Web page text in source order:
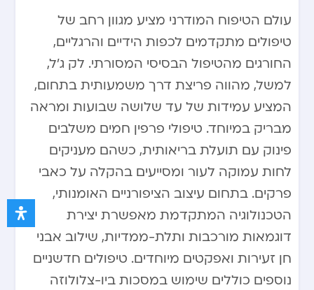
עולם הטיפוח המודרני מציע מגוון רחב של
טיפולים מתקדמים לכפות הידיים והרגליים,
החורגים מהטיפול הבסיסי המסורתי. לק ג’ל,
למשל, מהווה פריצת דרך משמעותית בתחום,
המציע עמידות של עד שלושה שבועות ומראה
מבריק במיוחד. טיפולי פרפין חמים משלבים
פינוק עם תועלת בריאותית, כשהם מעניקים
לחות עמוקה לעור ומסייעים בהקלה על כאבי
פרקים. בתחום עיצוב הציפורניים האומנותי,
הטכנולוגיה המתקדמת מאפשרת יצירת
דוגמאות מורכבות ותלת-ממדיות, שילוב אבני
חן זעירות ואפקטים מיוחדים. טיפולים חדשניים
נוספים כוללים שימוש במסכות ביו-צלולוזה